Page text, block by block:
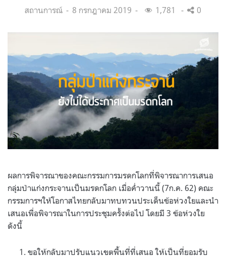
Categories:
สถานการณ์
Posted
8 กรกฎาคม 2019 1,781 0
ผลการพิจารณาของคณะกรรมการมรดก​โลก​ที่พิจารณาการเสนอ
กลุ่มป่าแก่งกระจานเป็นมรดกโลก เมื่อค่ำวานนี้ (7ก.ค. 62) คณะ
กรรมการฯให้โอกาสไทยกลับมาทบทวนประเด็นข้อห่วงใยและนำ
เสนอเพื่อพิจารณาในการประชุมครั้งต่อไป โดยมี 3 ข้อห่วงใย
ดังนี้
ขอให้กลับมาปรับแนวเขตพื้นที่ที่เสนอ ให้เป็นที่ยอมรับ